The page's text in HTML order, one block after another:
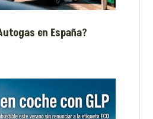
en España?